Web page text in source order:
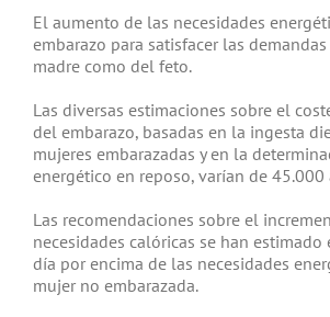
El aumento de las necesidades
embarazo para satisfacer las
madre como del feto.
Las diversas estimaciones sobre el
del embarazo, basadas en la ingesta
mujeres embarazadas y en la
energético en reposo, varían de 45.000
Las recomendaciones sobre el
necesidades calóricas se han estimado
día por encima de las necesidades
mujer no embarazada.